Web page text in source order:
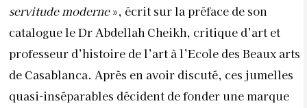
servitude moderne», écrit sur la préface de son
catalogue le Dr Abdellah Cheikh, critique d’art et
professeur d’histoire de l’art à l’Ecole des Beaux arts
de Casablanca. Après en avoir discuté, ces jumelles
quasi-inséparables décident de fonder une marque